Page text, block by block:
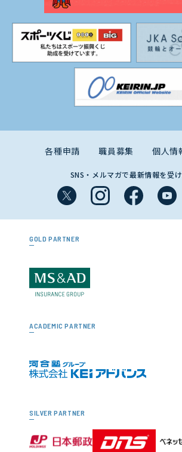
各種申請 職員募集 個人情
SNS・メルマガで最新情報を受
GOLD PARTNER
ACADEMIC PARTNER
SILVER PARTNER